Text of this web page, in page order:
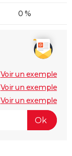
0 %
Voir un exemple
Voir un exemple
Voir un exemple